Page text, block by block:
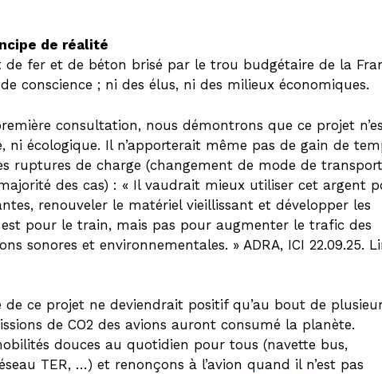
de réalité
de fer et de béton brisé par le trou budgétaire de la
conscience ; ni des élus, ni des milieux économiques.
consultation, nous démontrons que ce projet
ni écologique. Il n’apporterait même pas de gain de
ruptures de charge (changement de mode de
des cas) : « Il vaudrait mieux utiliser cet argent
renouveler le matériel vieillissant et développer les
pour le train, mais pas pour augmenter le trafic des
sonores et environnementales. » ADRA, ICI 22.09.25.
ce projet ne deviendrait positif qu’au bout de
de CO2 des avions auront consumé la planète.
douces au quotidien pour tous (navette bus,
TER, …) et renonçons à l’avion quand il n’est pas